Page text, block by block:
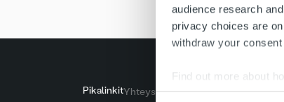
audience research
privacy choices are
withdraw your
Find out more about
PikalinkitYhteystiedot